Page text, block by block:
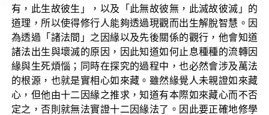
有，此生故彼生」，以及「此無故彼無，此滅故彼滅」的
道理，所以使得修行人能夠透過現觀而出生解脫智慧。因
為透過「諸法間」之因緣以及先後關係的觀行，他會知道
諸法出生與壞滅的原因，因此知道如何止息種種的流轉因
緣與生死煩惱；同時在探究的過程中，也必然會涉及萬法
的根源，也就是實相心如來藏。雖然緣覺人未親證如來藏
心，但他由十二因緣之推求，知道有本際如來藏心而不否
定之，否則就無法實證十二因緣法了。因此要正確地修學